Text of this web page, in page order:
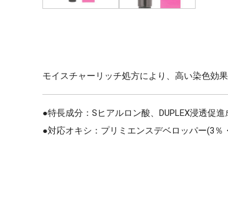
モイスチャーリッチ処方により、高い染色効
●特長成分：Sヒアルロン酸、DUPLEX浸透促
●対応オキシ：プリミエンスデベロッパー(3％